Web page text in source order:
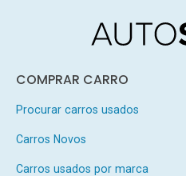
COMPRAR CARRO
Procurar carros usados
Carros Novos
Carros usados por marca